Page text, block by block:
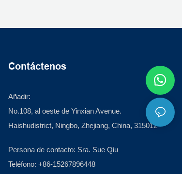
Contáctenos
Añadir:
No.108, al oeste de Yinxian Avenue.
Haishudistrict, Ningbo, Zhejiang, China, 315012
Persona de contacto: Sra. Sue Qiu
Teléfono: +86-15267896448